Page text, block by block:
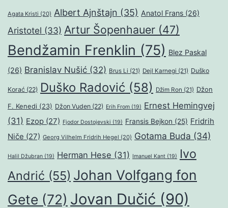
Agata Kristi (20) Albert Ajnštajn (35) Anatol Frans (26)
Aristotel (33) Artur Šopenhauer (47)
Bendžamin Frenklin (75) Blez Paskal
(26) Branislav Nušić (32) Brus Li (21) Dejl Karnegi (21) Duško
Korać (22) Duško Radović (58) Džim Ron (21) Džon
F. Kenedi (23) Džon Vuden (22) Erih From (19) Ernest Hemingvej
(31) Ezop (27) Fjodor Dostojevski (19) Fransis Bejkon (25) Fridrih
Niče (27) Georg Vilhelm Fridrih Hegel (20) Gotama Buda (34)
Halil Džubran (19) Herman Hese (31) Imanuel Kant (19)
Ivo
Andrić (55) Johan Volfgang fon
Gete (72) Jovan Dučić (90)